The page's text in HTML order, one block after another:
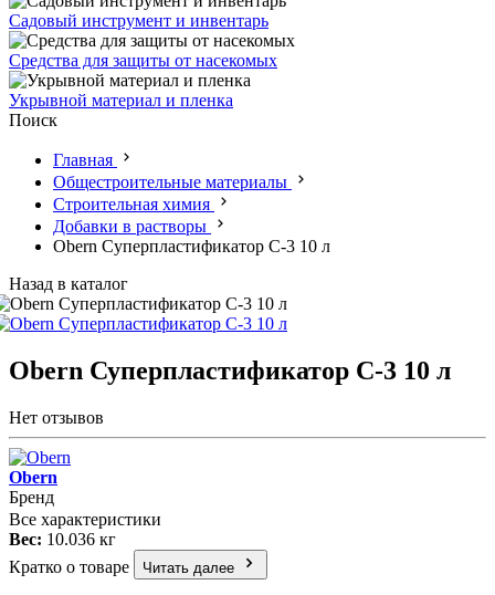
Садовый инструмент и инвентарь
Средства для защиты от насекомых
Укрывной материал и пленка
Поиск
Главная
Общестроительные материалы
Строительная химия
Добавки в растворы
Obern Суперпластификатор С-3 10 л
Назад в каталог
Obern Суперпластификатор С-3 10 л
Нет отзывов
Obern
Бренд
Все характеристики
Вес: 10.036 кг
Кратко о товаре
Читать далее